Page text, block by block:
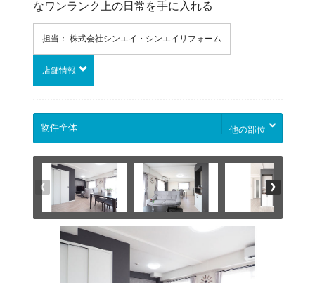
なワンランク上の日常を手に入れる
担当： 株式会社シンエイ・シンエイリフォーム
店舗情報
他の部位